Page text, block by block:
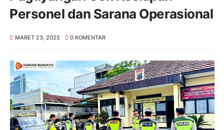
Personel dan Sarana Operasional
MARET 23, 2025 0 KOMENTAR